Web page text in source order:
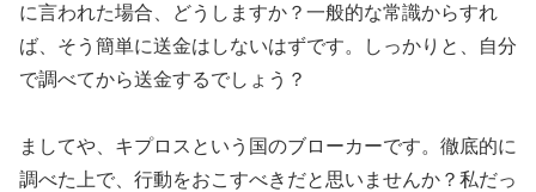
に言われた場合、どうしますか？一般的な常識からすれ
ば、そう簡単に送金はしないはずです。しっかりと、自分
で調べてから送金するでしょう？
ましてや、キプロスという国のブローカーです。徹底的に
調べた上で、行動をおこすべきだと思いませんか？私だっ